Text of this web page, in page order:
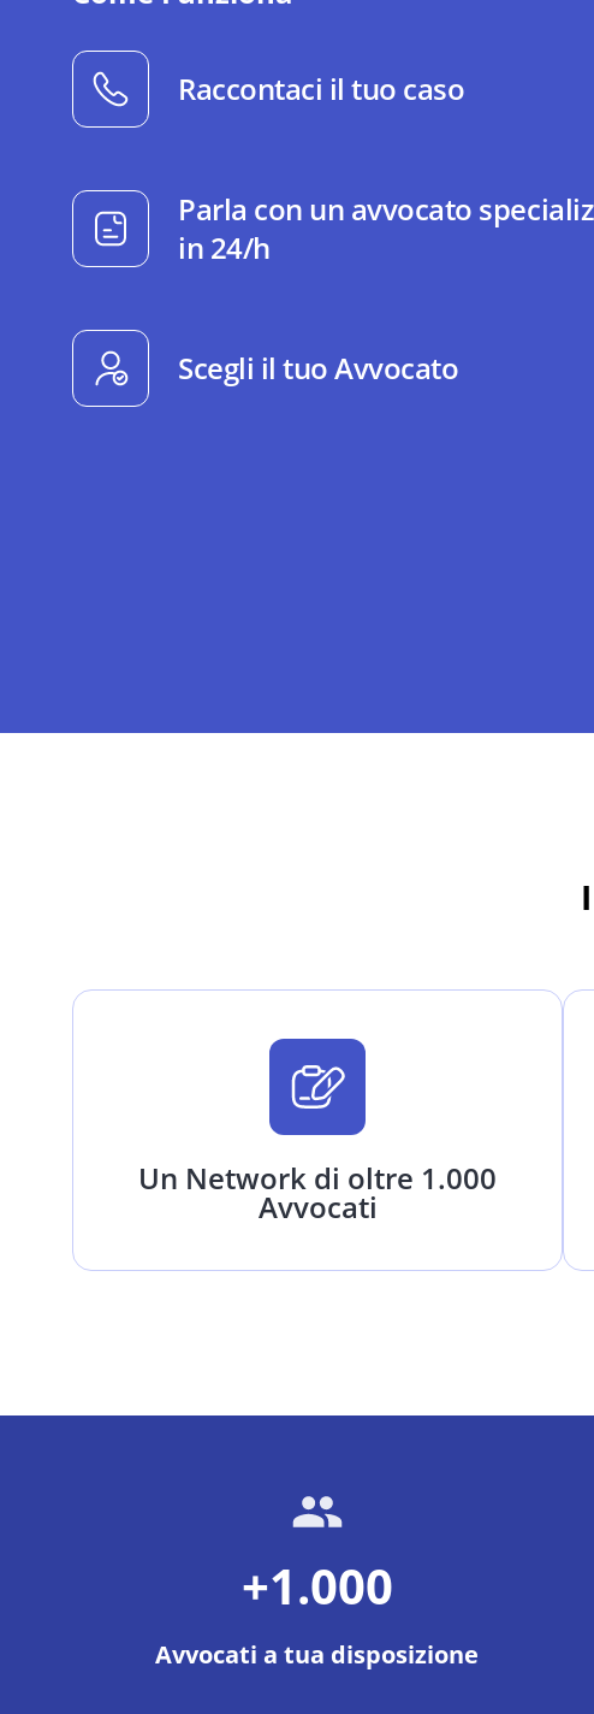
Raccontaci il tuo caso
Parla con un avvocato
in 24/h
Scegli il tuo Avvocato
Un Network di oltre 1.000
Avvocati
+1.000
Avvocati a tua disposizione